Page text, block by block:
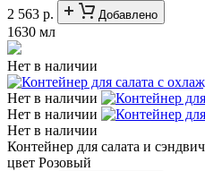
2 563 р.
Добавлено
1630 мл
Нет в наличии
Нет в наличии
Нет в наличии
Нет в наличии
Контейнер для салата и
цвет Розовый